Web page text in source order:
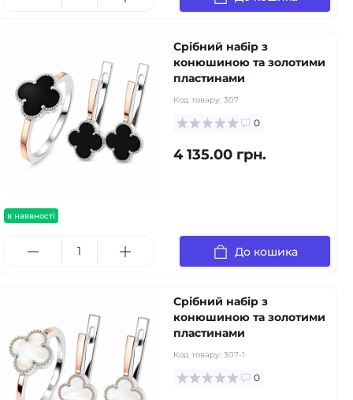
в наявності
Срібний набір з
конюшиною та золотими
пластинами
Код товару: 307
0
4 135.00 грн.
До кошика
Срібний набір з
конюшиною та золотими
пластинами
Код товару: 307-1
0